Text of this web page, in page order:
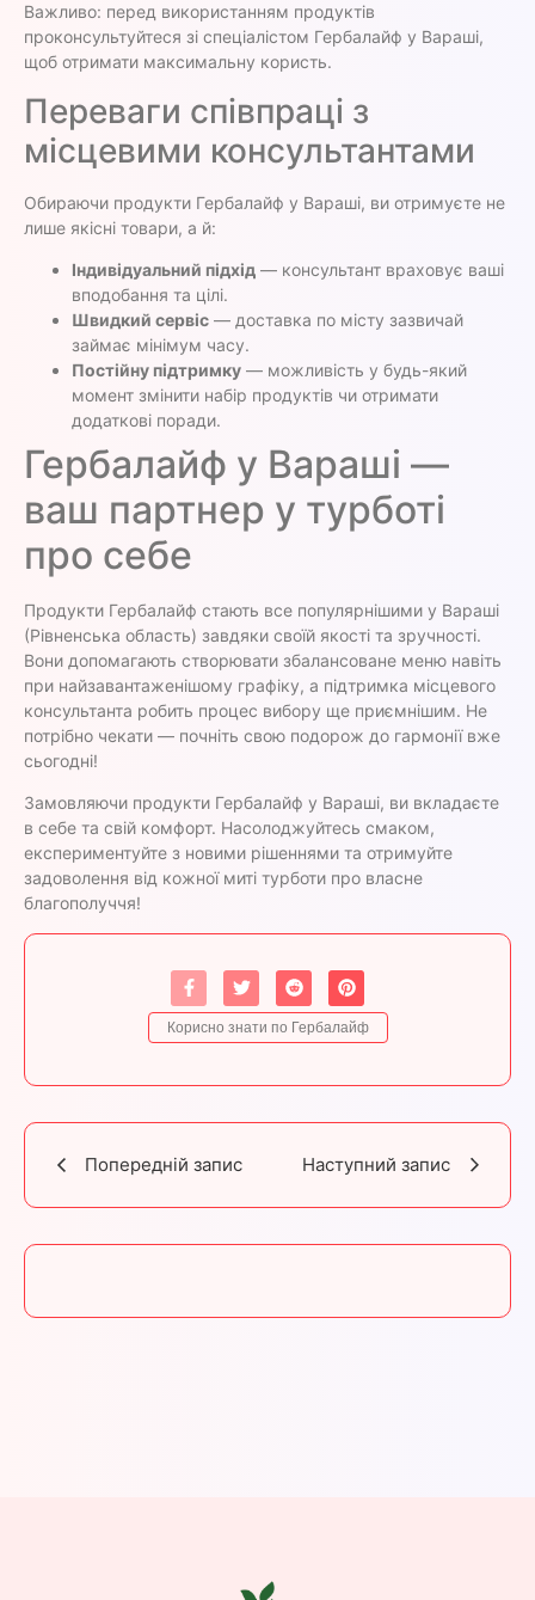
Важливо: перед використанням продуктів
проконсультуйтеся зі спеціалістом Гербалайф у Вараші,
щоб отримати максимальну користь.
Переваги співпраці з
місцевими консультантами
Обираючи продукти Гербалайф у Вараші, ви отримуєте не
лише якісні товари, а й:
Індивідуальний підхід — консультант враховує ваші
вподобання та цілі.
Швидкий сервіс — доставка по місту зазвичай
займає мінімум часу.
Постійну підтримку — можливість у будь-який
момент змінити набір продуктів чи отримати
додаткові поради.
Гербалайф у Вараші —
ваш партнер у турботі
про себе
Продукти Гербалайф стають все популярнішими у Вараші
(Рівненська область) завдяки своїй якості та зручності.
Вони допомагають створювати збалансоване меню навіть
при найзавантаженішому графіку, а підтримка місцевого
консультанта робить процес вибору ще приємнішим. Не
потрібно чекати — почніть свою подорож до гармонії вже
сьогодні!
Замовляючи продукти Гербалайф у Вараші, ви вкладаєте
в себе та свій комфорт. Насолоджуйтесь смаком,
експериментуйте з новими рішеннями та отримуйте
задоволення від кожної миті турботи про власне
благополуччя!
Корисно знати по Гербалайф
Попередній запис Наступний запис